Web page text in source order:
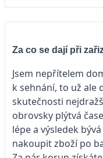
Za co se dají při
Jsem nepřítelem
k sehnání, to už ale
skutečnosti
obrovsky plýtvá
lépe a výsledek
nakoupit zboží po